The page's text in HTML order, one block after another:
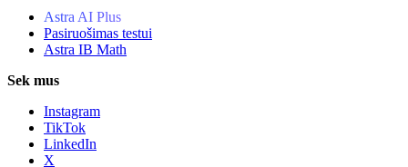
Astra AI Plus
Pasiruošimas testui
Astra IB Math
Sek mus
Instagram
TikTok
LinkedIn
X